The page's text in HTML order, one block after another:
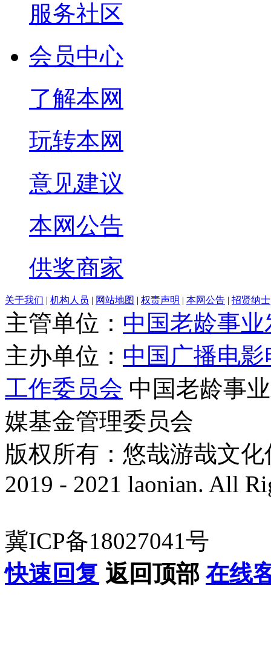
服务社区
会员中心
了解本网
玩转本网
意见建议
本网公告
供奖商家
关于我们 | 机构人员 | 网站地图 | 权责声明 | 本网公告 | 招贤纳士
主管单位： 中国老龄事
主办单位： 中国广播电
工作委员会 中国老龄事
媒基金管理委员会
版权所有：悠哉游哉文
2019 - 2021 laonian. All
冀ICP备18027041号
快速回复 返回顶部 在线